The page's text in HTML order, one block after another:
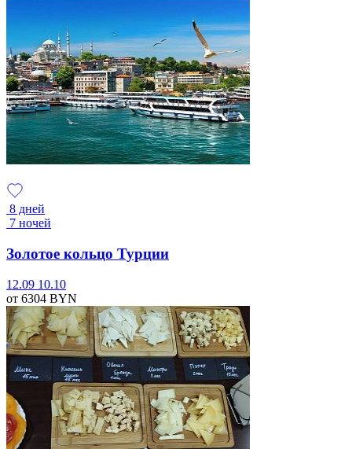
8 дней
7 ночей
Золотое кольцо Турции
12.09 10.10
от 6304 BYN